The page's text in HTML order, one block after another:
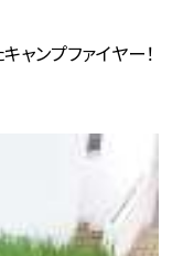
ャンプファイヤー！